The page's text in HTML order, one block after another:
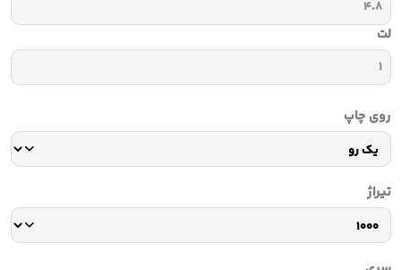
لت
روی چاپ
تیراژ